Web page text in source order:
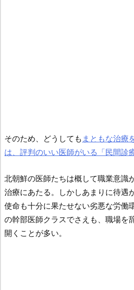
そのため、どうしても まともな治療
は、評判のいい医師がいる「民間診
北朝鮮の医師たちは概して職業意識
治療にあたる。しかしあまりに待遇
使命も十分に果たせない劣悪な労働
の幹部医師クラスでさえも、職場を
開くことが多い。